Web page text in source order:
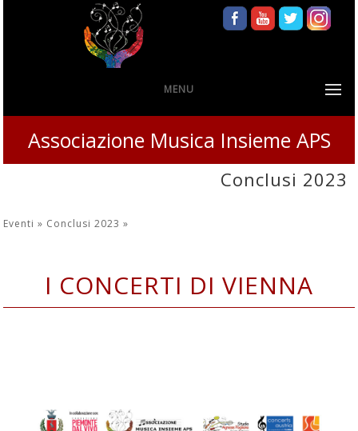
MENU
Associazione Musica Insieme APS
Conclusi 2023
Eventi » Conclusi 2023»
I CONCERTI DI VIENNA